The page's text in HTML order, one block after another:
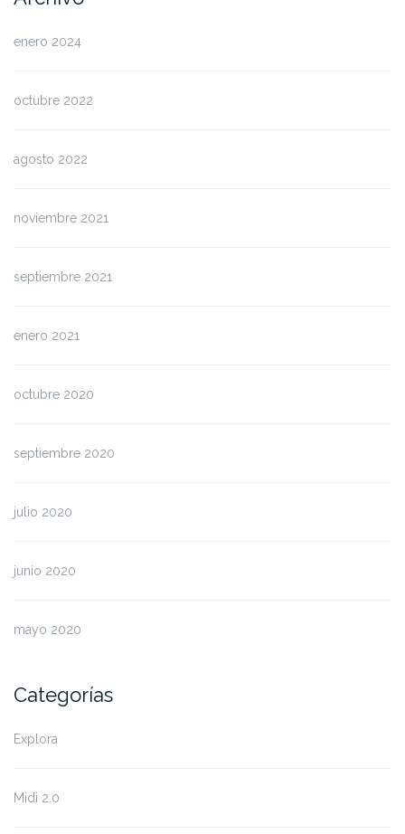
enero 2024
octubre 2022
agosto 2022
noviembre 2021
septiembre 2021
enero 2021
octubre 2020
septiembre 2020
julio 2020
junio 2020
mayo 2020
Categorías
Explora
Midi 2.0